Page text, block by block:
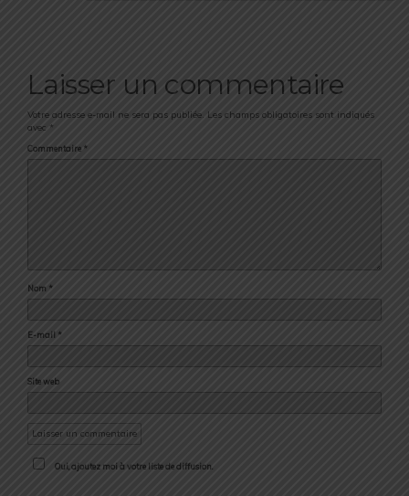
Laisser un commentaire
Votre adresse e-mail ne sera pas publiée. Les champs obligatoires sont indiqués
avec *
Commentaire *
Nom *
E-mail *
Site web
Oui, ajoutez moi à votre liste de diffusion.